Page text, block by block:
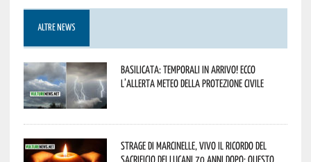
ALTRE NEWS
Basilicata: temporali in arrivo! Ecco
l’allerta meteo della Protezione civile
Strage di Marcinelle, vivo il ricordo del
sacrificio dei lucani 70 anni dopo: questo